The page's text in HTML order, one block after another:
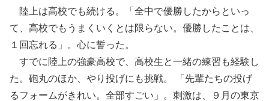
陸上は高校でも続ける。「全中で優勝したからといっ
て、高校でもうまくいくとは限らない。優勝したことは、
１回忘れる」。心に誓った。
すでに陸上の強豪高校で、高校生と一緒の練習も経験し
た。砲丸のほか、やり投げにも挑戦。 「先輩たちの投げ
るフォームがきれい。全部すごい」。刺激は、９月の東京